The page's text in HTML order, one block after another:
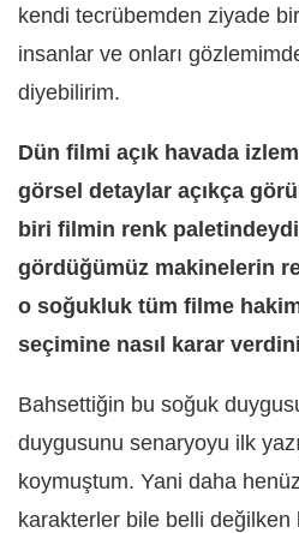
kendi tecrübemden ziyade
insanlar ve onları
diyebilirim.
Dün filmi açık havada
görsel detaylar açıkça
biri filmin renk
gördüğümüz makinelerin
o soğukluk tüm filme
seçimine nasıl karar
Bahsettiğin bu soğuk
duygusunu senaryoyu ilk
koymuştum. Yani daha
karakterler bile belli değilken